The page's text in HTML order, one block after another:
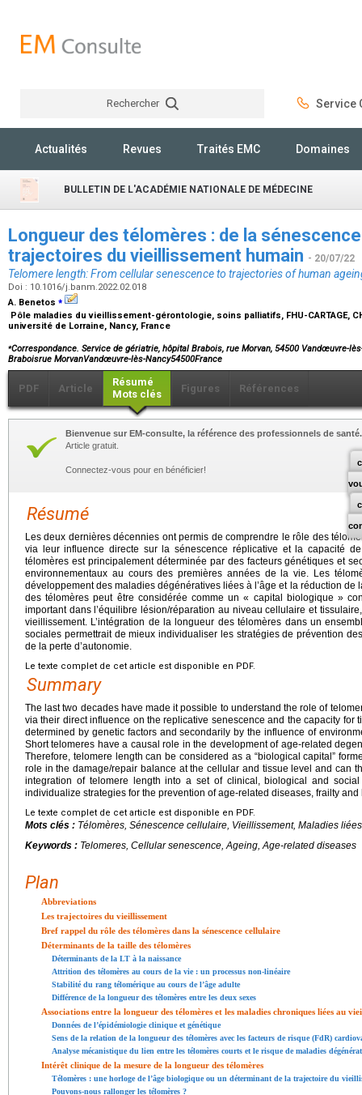
Rechercher Service
Actualités Revues Traités EMC Domaines
BULLETIN DE L'ACADÉMIE NATIONALE DE MÉDECINE
Longueur des télomères : de la
trajectoires du vieillissement humain - 20/07/22
Telomere length: From cellular senescence to trajectories of human
Doi : 10.1016/j.banm.2022.02.018
A. Benetos ⁎
Pôle maladies du vieillissement-gérontologie, soins palliatifs, FHU-CARTAGE,
université de Lorraine, Nancy, France
⁎Correspondance. Service de gériatrie, hôpital Brabois, rue Morvan, 54500 Vandœuvre-
Braboisrue MorvanVandœuvre-lès-Nancy54500France
PDF Article
Résumé
Mots clés
Figures Références
Bienvenue sur EM-consulte, la référence des professionnels de santé.
Article gratuit.
Connectez-vous pour en bénéficier!
Résumé
Les deux dernières décennies ont permis de comprendre le rôle des
via leur influence directe sur la sénescence réplicative et la capacité
télomères est principalement déterminée par des facteurs génétiques et
environnementaux au cours des premières années de la vie. Les
développement des maladies dégénératives liées à l’âge et la réduction de
des télomères peut être considérée comme un « capital biologique »
important dans l’équilibre lésion/réparation au niveau cellulaire et
vieillissement. L’intégration de la longueur des télomères dans un
sociales permettrait de mieux individualiser les stratégies de prévention
de la perte d’autonomie.
Le texte complet de cet article est disponible en PDF.
Summary
The last two decades have made it possible to understand the role of
via their direct influence on the replicative senescence and the capacity for
determined by genetic factors and secondarily by the influence of
Short telomeres have a causal role in the development of age-related
Therefore, telomere length can be considered as a “biological capital”
role in the damage/repair balance at the cellular and tissue level and can
integration of telomere length into a set of clinical, biological and
individualize strategies for the prevention of age-related diseases, frailty and
Le texte complet de cet article est disponible en PDF.
Mots clés : Télomères, Sénescence cellulaire, Vieillissement, Maladies liées
Keywords : Telomeres, Cellular senescence, Ageing, Age-related diseases
Plan
Abbreviations
Les trajectoires du vieillissement
Bref rappel du rôle des télomères dans la sénescence cellulaire
Déterminants de la taille des télomères
Déterminants de la LT à la naissance
Attrition des télomères au cours de la vie : un processus non-linéaire
Stabilité du rang télomérique au cours de l’âge adulte
Différence de la longueur des télomères entre les deux sexes
Associations entre la longueur des télomères et les maladies chroniques liées au
Données de l’épidémiologie clinique et génétique
Sens de la relation de la longueur des télomères avec les facteurs de risque (FdR)
Analyse mécanistique du lien entre les télomères courts et le risque de maladies
Intérêt clinique de la mesure de la longueur des télomères
Télomères : une horloge de l’âge biologique ou un déterminant de la trajectoire du
Pouvons-nous rallonger les télomères ?